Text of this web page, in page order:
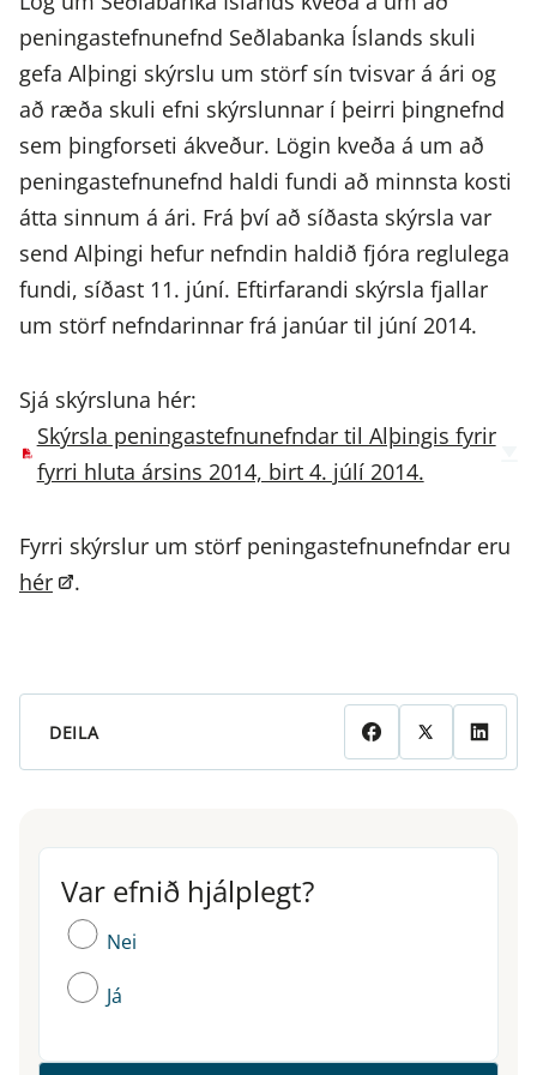
peningastefnunefnd Seðlabanka Íslands skuli
gefa Alþingi skýrslu um störf sín tvisvar á ári og
að ræða skuli efni skýrslunnar í þeirri þingnefnd
sem þingforseti ákveður. Lögin kveða á um að
peningastefnunefnd haldi fundi að minnsta kosti
átta sinnum á ári. Frá því að síðasta skýrsla var
send Alþingi hefur nefndin haldið fjóra reglulega
fundi, síðast 11. júní. Eftirfarandi skýrsla fjallar
um störf nefndarinnar frá janúar til júní 2014.
Sjá skýrsluna hér:
Skýrsla peningastefnunefndar til Alþingis fyrir
fyrri hluta ársins 2014, birt 4. júlí 2014.
Fyrri skýrslur um störf peningastefnunefndar eru
hér
.
DEILA
Var efnið hjálplegt?
Var efnið hjálplegt?
Nei
Já